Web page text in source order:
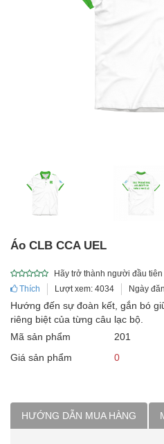
Áo CLB CCA UEL
Hãy trở thành người đầu
Thích
Lượt xem: 4034 Ngày
Hướng đến sự đoàn kết, gắn bó
riêng biệt của từng câu lạc bộ.
Mã sản phẩm
201
Giá sản phẩm
0
HƯỚNG DẪN MUA HÀNG